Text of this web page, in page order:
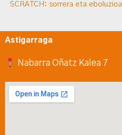
SCRATCH: sorrera eta eboluzioa
Astigarraga
Nabarra Oñatz Kalea 7